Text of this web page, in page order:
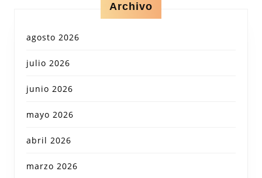
Archivo
agosto 2026
julio 2026
junio 2026
mayo 2026
abril 2026
marzo 2026